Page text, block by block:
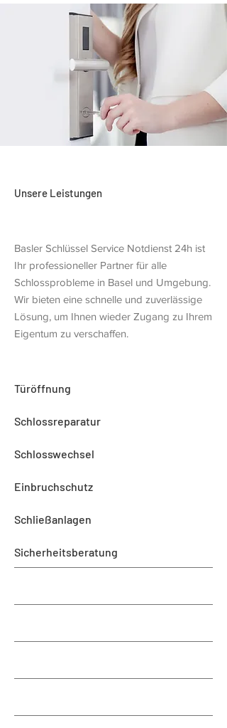
Unsere Leistungen
Basler Schlüssel Service Notdienst 24h ist
Ihr professioneller Partner für alle
Schlossprobleme in Basel und Umgebung.
Wir bieten eine schnelle und zuverlässige
Lösung, um Ihnen wieder Zugang zu Ihrem
Eigentum zu verschaffen.
Türöffnung
Schlossreparatur
Schlosswechsel
Einbruchschutz
Schließanlagen
Sicherheitsberatung